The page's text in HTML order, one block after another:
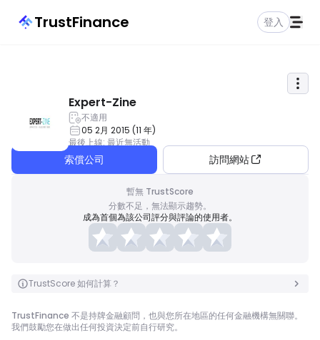
TrustFinance 登入
Expert-Zine
不適用
05 2月 2015 (11 年)
最後上線: 最近無活動
索償公司 訪問網站
暫無 TrustScore
分數不足，無法顯示趨勢。
成為首個為該公司評分與評論的使用者。
TrustScore 如何計算？
TrustFinance 不是持牌金融顧問，也與您所在地區的任何金融機構無關聯。
我們鼓勵您在做出任何投資決定前自行研究。